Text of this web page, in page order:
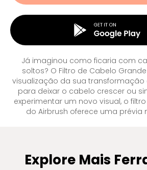
Já imaginou como ficaria com
soltos? O Filtro de Cabelo
visualização da sua transformação
para deixar o cabelo crescer ou
experimentar um novo visual, o
do Airbrush oferece uma prévia
Explore Mais